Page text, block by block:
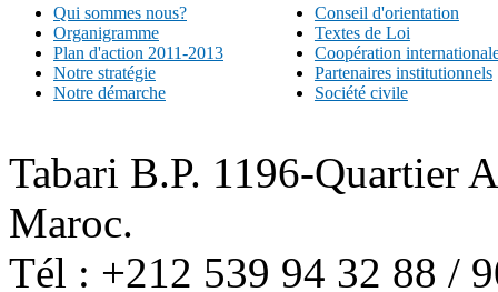
Qui sommes nous?
Organigramme
Plan d'action 2011-2013
Notre stratégie
Notre démarche
Conseil d'orientation
Textes de Loi
Coopération
Partenaires institutionnels
Société civile
Tabari B.P. 1196-Quartier
Maroc.
Tél : +212 539 94 32 88 /